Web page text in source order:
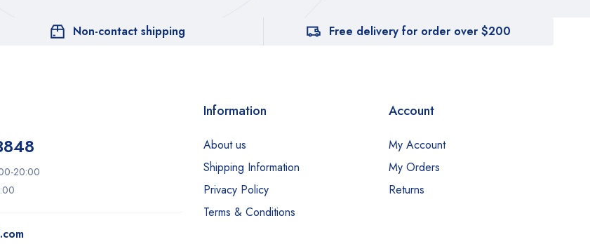
Non-contact shipping Free delivery for order over $200
20:00
Information
About us
Shipping Information
Privacy Policy
Terms & Conditions
Account
My Account
My Orders
Returns